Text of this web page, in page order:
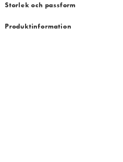
Storlek och passform
Produktinformation